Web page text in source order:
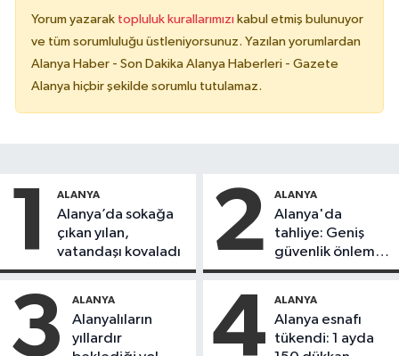
Yorum yazarak topluluk kurallarımızı kabul etmiş bulunuyor
ve tüm sorumluluğu üstleniyorsunuz. Yazılan yorumlardan
Alanya Haber - Son Dakika Alanya Haberleri - Gazete
Alanya hiçbir şekilde sorumlu tutulamaz.
1 ALANYA
Alanya’da sokağa
çıkan yılan,
vatandaşı kovaladı
2 ALANYA
Alanya'da
tahliye: Geniş
güvenlik önlemi
alındı
3 ALANYA
Alanyalıların
yıllardır
4 ALANYA
Alanya esnafı
tükendi: 1 ayda